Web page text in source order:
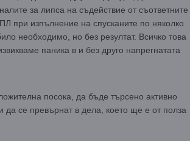
за липса на съдействие от съответните
при изпълнение на спусканите по няколко
необходимо, но без резултат. Всичко това
паника в и без друго напрегнатата
посока, да бъде търсено активно
се превърнат в дела, което ще е от полза